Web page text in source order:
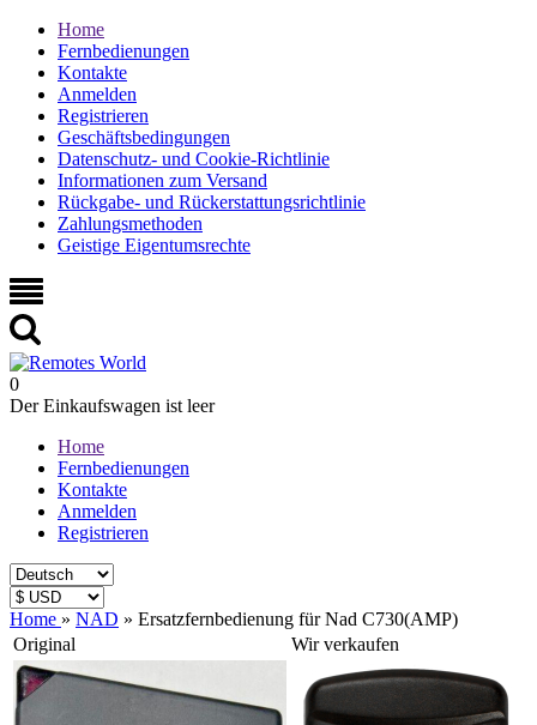
Home
Fernbedienungen
Kontakte
Anmelden
Registrieren
Geschäftsbedingungen
Datenschutz- und Cookie-Richtlinie
Informationen zum Versand
Rückgabe- und Rückerstattungsrichtlinie
Zahlungsmethoden
Geistige Eigentumsrechte
0
Der Einkaufswagen ist leer
Home
Fernbedienungen
Kontakte
Anmelden
Registrieren
Home » NAD » Ersatzfernbedienung für Nad C730(AMP)
Original
Wir verkaufen